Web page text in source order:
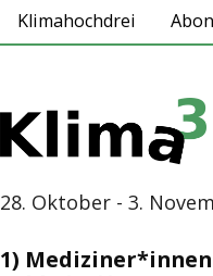
Klimahochdrei
28. Oktober - 3.
1)